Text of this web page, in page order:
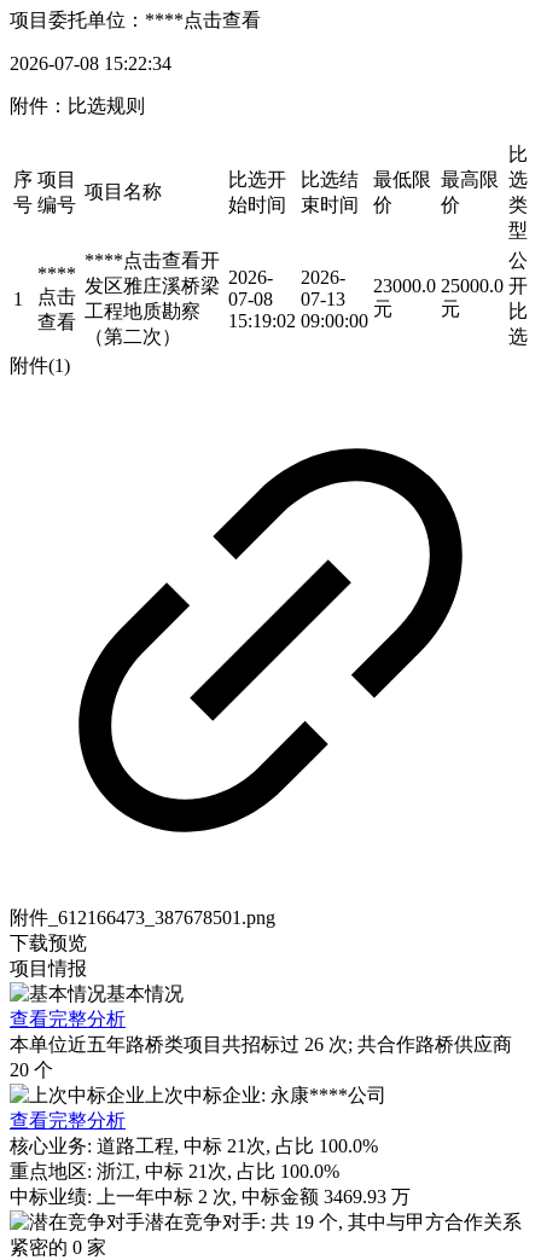
项目委托单位：****点击查看
2026-07-08 15:22:34
附件：比选规则
序
号
项目
编号
项目名称
比选开
始时间
比选结
束时间
最低限
价
最高限
价
比
选
类
型
1
****
点击
查看
****点击查看开
发区雅庄溪桥梁
工程地质勘察
（第二次）
2026-
07-08
15:19:02
2026-
07-13
09:00:00
23000.0
元
25000.0
元
公
开
比
选
附件(1)
附件_612166473_387678501.png
下载预览
项目情报
基本情况
查看完整分析
本单位近五年路桥类项目共招标过 26 次; 共合作路桥供应商
20 个
上次中标企业: 永康****公司
查看完整分析
核心业务: 道路工程, 中标 21 次, 占比 100.0%
重点地区: 浙江, 中标 21 次, 占比 100.0%
中标业绩:
上一年中标 2 次, 中标金额 3469.93 万
潜在竞争对手: 共 19 个, 其中与甲方合作关系
紧密的 0 家